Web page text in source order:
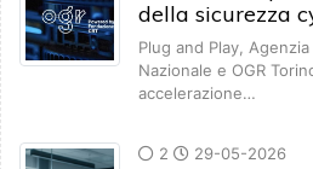
della sicurezza
Plug and Play,
Nazionale e OGR
accelerazione…
2 29-05-2026